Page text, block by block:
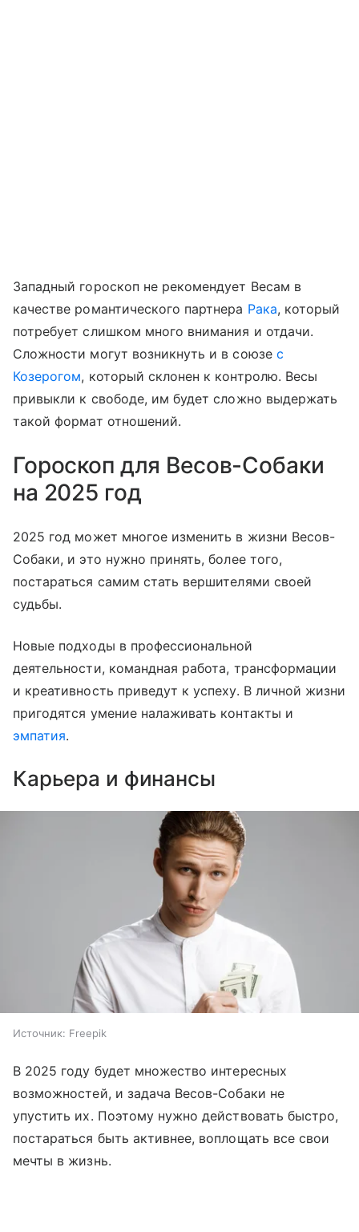
Западный гороскоп не рекомендует Весам в
качестве романтического партнера Рака, который
потребует слишком много внимания и отдачи.
Сложности могут возникнуть и в союзе с
Козерогом, который склонен к контролю. Весы
привыкли к свободе, им будет сложно выдержать
такой формат отношений.
Гороскоп для Весов-Собаки
на 2025 год
2025 год может многое изменить в жизни Весов-
Собаки, и это нужно принять, более того,
постараться самим стать вершителями своей
судьбы.
Новые подходы в профессиональной
деятельности, командная работа, трансформации
и креативность приведут к успеху. В личной жизни
пригодятся умение налаживать контакты и
эмпатия.
Карьера и финансы
Источник: Freepik
В 2025 году будет множество интересных
возможностей, и задача Весов-Собаки не
упустить их. Поэтому нужно действовать быстро,
постараться быть активнее, воплощать все свои
мечты в жизнь.